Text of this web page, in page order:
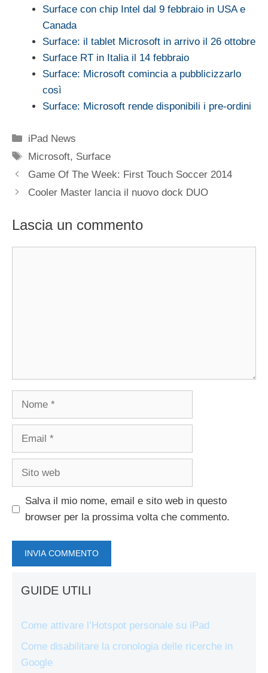
Surface con chip Intel dal 9 febbraio in USA e
Canada
Surface: il tablet Microsoft in arrivo il 26 ottobre
Surface RT in Italia il 14 febbraio
Surface: Microsoft comincia a pubblicizzarlo
così
Surface: Microsoft rende disponibili i pre-ordini
Categorie
iPad News
Tag
Microsoft, Surface
Game Of The Week: First Touch Soccer 2014
Cooler Master lancia il nuovo dock DUO
Lascia un commento
Nome
Email
Sito
Salva il mio nome, email e sito web in questo
browser per la prossima volta che commento.
GUIDE UTILI
Come attivare l’Hotspot personale su iPad
Come disabilitare la cronologia delle ricerche in
Google